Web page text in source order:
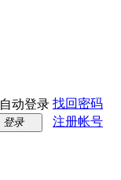
自动登录 找回密码
登录 注册帐号